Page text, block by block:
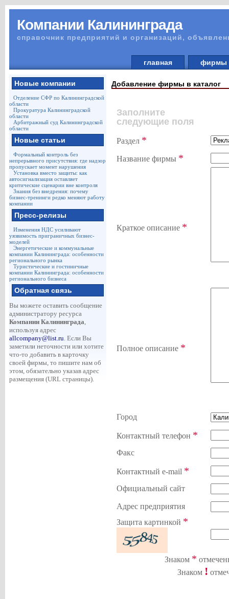
Компании Калининграда
справочник предприятий и организаций,
главная
Новые компании
Отделение СФР по Калининградской
области
Прокуратура Калининградской
области
Арбитражный суд Калининградской
области
Новые статьи
Формальный контроль без
непрерывного присутствия: где надзор
пропускает момент нарушения
Установка вместо защиты: как
автосигнализация оставляет
критические сценарии вне контроля
Знания без внедрения: почему
бизнес-тренинги редко меняют работу
компании
Пресс-релизы
Изменения НДС усиливают
уязвимость приграничных бизнес-
моделей
Энергетические и коммунальные
компании Калининграда: особенности
регионального рынка
Туристические и гостиничные
компании Калининграда: особенности
регионального бизнеса
Обратная связь
Вы можете оставить сообщение
администратору ресурса
Компании Калининграда,
используя адрес
allcompany@list.ru. Если Вы
заметили неточности или хотите
что-то добавить в карточку
своей фирмы, то пишите нам об
этом, обязательно указав адрес
размещения (URL страницы).
Добавление фирмы в каталог
Заполните
следующие поля
Раздел *
Название фирмы *
Краткое описание *
Полное описание *
Город
Контактный телефон *
Факс
Контактный e-mail *
Официальный сайт
Адрес предприятия
Защита картинкой *
Знаком *
Знаком !